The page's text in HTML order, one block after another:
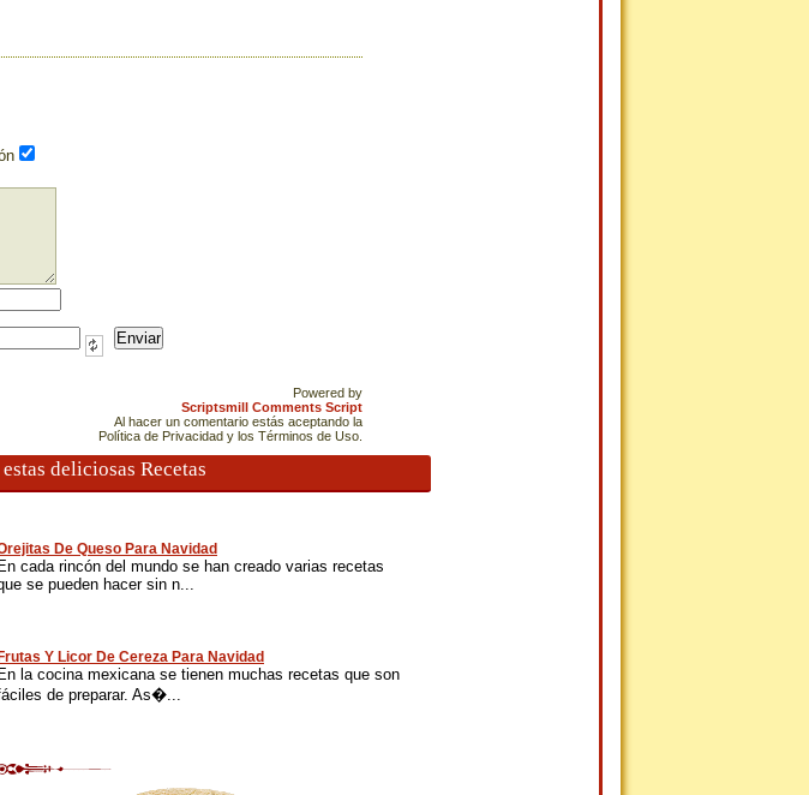
Powered by
Scriptsmill Comments Script
Al hacer un comentario estás aceptando la
Política de Privacidad y los Términos de Uso.
deliciosas Recetas
De Queso Para Navidad
En cada rincón del mundo se han creado varias recetas
se pueden hacer sin n...
Frutas Y Licor De Cereza Para Navidad
En la cocina mexicana se tienen muchas recetas que son
de preparar. As�...